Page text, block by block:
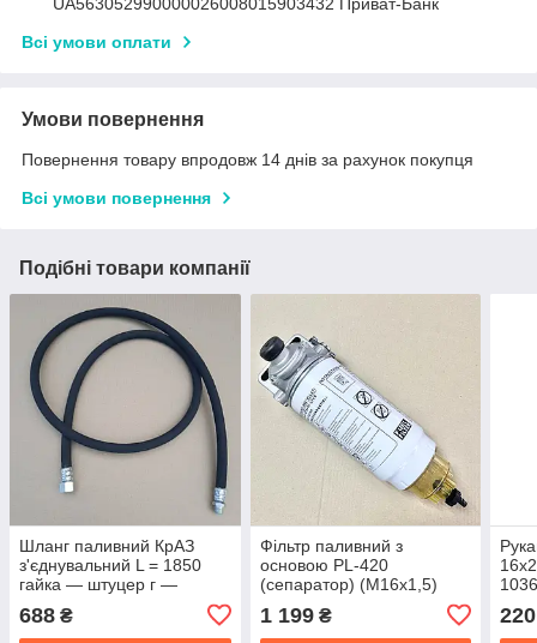
UA563052990000026008015903432 Приват-Банк
Всі умови оплати
Умови повернення
Повернення товару впродовж 14 днів за рахунок покупця
Всі умови повернення
Подібні товари компанії
Шланг паливний КрАЗ
з'єднувальний L = 1850
гайка — штуцер г —
ключ 24 6510-1104142
688 ₴
Фільтр паливний з
основою PL-420
(сепаратор) (М16х1,5)
КрАЗ, МАЗ, КАМАЗ, DAF,
MAN. DTL-PL420
1 199₴ 220